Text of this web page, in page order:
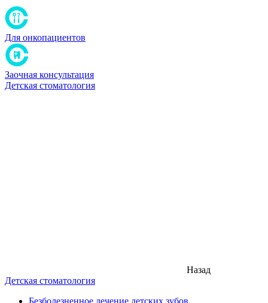
Для онкопациентов
Заочная консультация
Детская стоматология
Назад
Детская стоматология
Безболезненное лечение детских зубов